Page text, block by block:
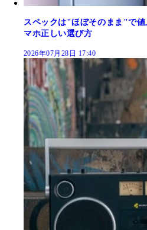
スペックは"ほぼそのまま"で
マホ正しい選び方
2026年07月28日 17:40